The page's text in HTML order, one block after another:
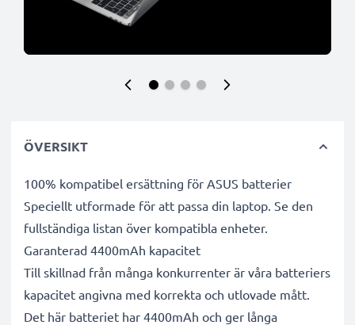
ÖVERSIKT
100% kompatibel ersättning för ASUS batterier
Speciellt utformade för att passa din laptop. Se den
fullständiga listan över kompatibla enheter.
Garanterad 4400mAh kapacitet
Till skillnad från många konkurrenter är våra batteriers
kapacitet angivna med korrekta och utlovade mått.
Det här batteriet har 4400mAh och ger långa